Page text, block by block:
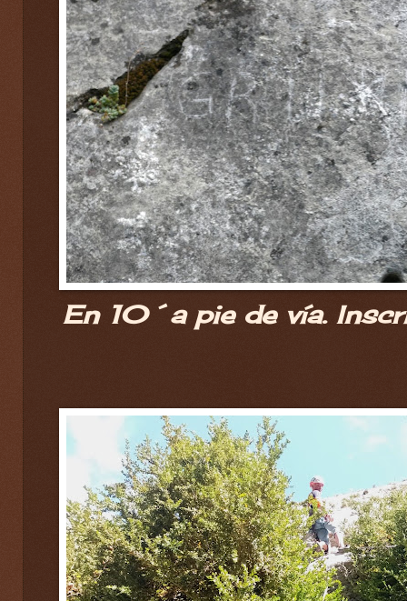
En 10´a pie de vía.